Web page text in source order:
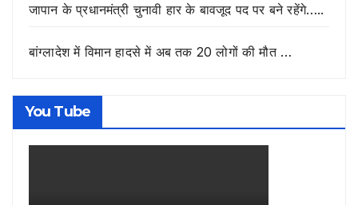
जापान के प्रधानमंत्री चुनावी हार के बावजूद पद पर बने रहेंगे…..
बांग्लादेश में विमान हादसे में अब तक 20 लोगों की मौत …
You Tube